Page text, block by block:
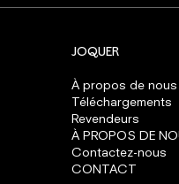
JOQUER
À propos de nous
Téléchargements
Revendeurs
À PROPOS DE
Contactez-nous
CONTACT